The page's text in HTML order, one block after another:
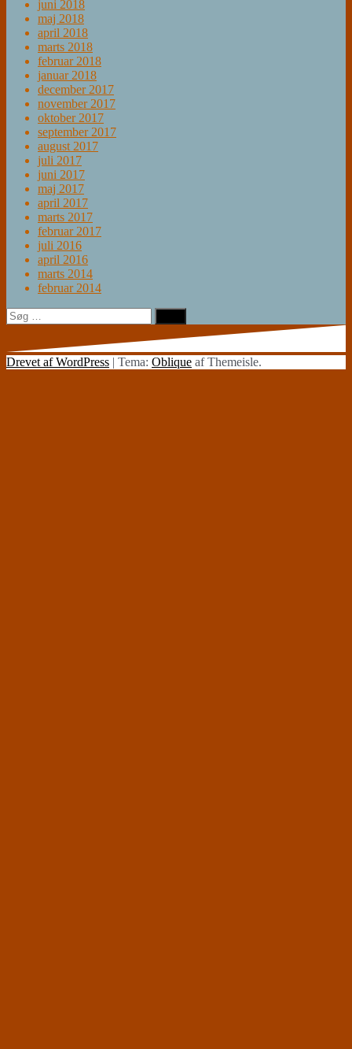
juni 2018
maj 2018
april 2018
marts 2018
februar 2018
januar 2018
december 2017
november 2017
oktober 2017
september 2017
august 2017
juli 2017
juni 2017
maj 2017
april 2017
marts 2017
februar 2017
juli 2016
april 2016
marts 2014
februar 2014
Søg
efter:
Drevet af WordPress | Tema: Oblique af Themeisle.